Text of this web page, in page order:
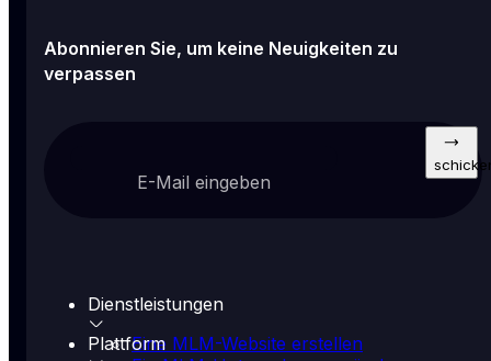
Abonnieren Sie, um keine Neuigkeiten zu
verpassen
E-Mail eingeben
Dienstleistungen
Eine MLM-Website erstellen
Plattform